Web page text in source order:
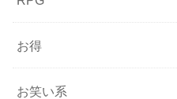
お得
お笑い系